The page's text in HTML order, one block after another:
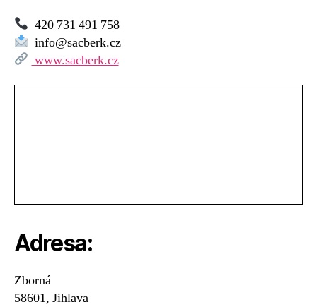
420 731 491 758
info@sacberk.cz
www.sacberk.cz
Adresa:
Zborná
58601, Jihlava